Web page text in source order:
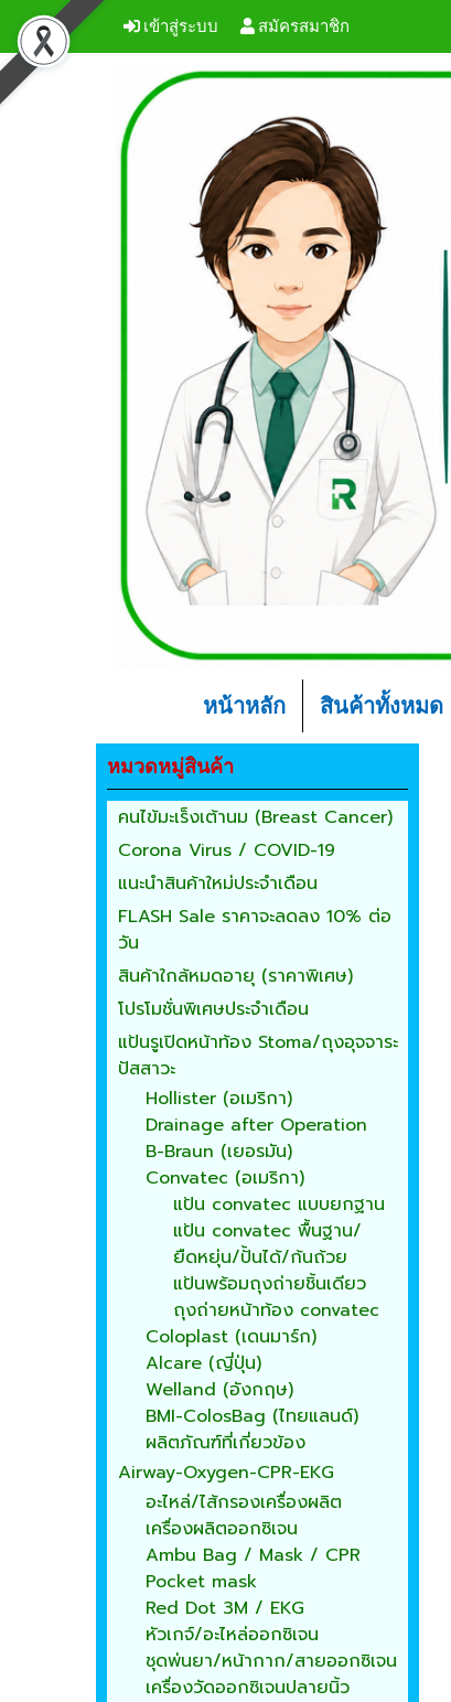
เข้าสู่ระบบ สมัครสมาชิก
หน้าหลัก สินค้าทั้งหมด
หมวดหมู่สินค้า
คนไข้มะเร็งเต้านม (Breast Cancer)
Corona Virus / COVID-19
แนะนำสินค้าใหม่ประจำเดือน
FLASH Sale ราคาจะลดลง 10% ต่อ
วัน
สินค้าใกล้หมดอายุ (ราคาพิเศษ)
โปรโมชั่นพิเศษประจำเดือน
แป้นรูเปิดหน้าท้อง Stoma/ถุงอุจจาระ
ปัสสาวะ
Hollister (อเมริกา)
Drainage after Operation
B-Braun (เยอรมัน)
Convatec (อเมริกา)
แป้น convatec แบบยกฐาน
แป้น convatec พื้นฐาน/
ยืดหยุ่น/ปั้นได้/ก้นถ้วย
แป้นพร้อมถุงถ่ายชิ้นเดียว
ถุงถ่ายหน้าท้อง convatec
Coloplast (เดนมาร์ก)
Alcare (ญี่ปุ่น)
Welland (อังกฤษ)
BMI-ColosBag (ไทยแลนด์)
ผลิตภัณฑ์ที่เกี่ยวข้อง
Airway-Oxygen-CPR-EKG
อะไหล่/ไส้กรองเครื่องผลิต
เครื่องผลิตออกซิเจน
Ambu Bag / Mask / CPR
Pocket mask
Red Dot 3M / EKG
หัวเกจ์/อะไหล่ออกซิเจน
ชุดพ่นยา/หน้ากาก/สายออกซิเจน
เครื่องวัดออกซิเจนปลายนิ้ว